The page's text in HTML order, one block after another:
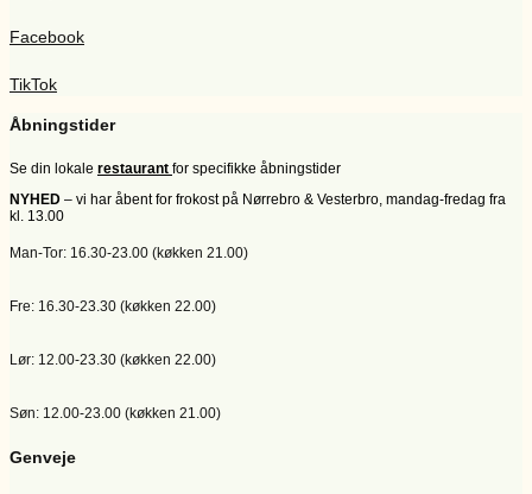
Facebook
TikTok
Åbningstider
Se din lokale restaurant for specifikke åbningstider
NYHED – vi har åbent for frokost på Nørrebro & Vesterbro, mandag-fredag fra
kl. 13.00
Man-Tor: 16.30-23.00 (køkken 21.00)
Fre: 16.30-23.30 (køkken 22.00)
Lør: 12.00-23.30 (køkken 22.00)
Søn: 12.00-23.00 (køkken 21.00)
Genveje